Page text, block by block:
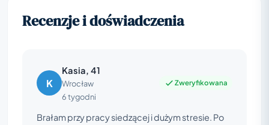
Recenzje i doświadczenia
K
Kasia, 41
Wrocław
6 tygodni
Zweryfikowana
Brałam przy pracy siedzącej i dużym stresie. Po